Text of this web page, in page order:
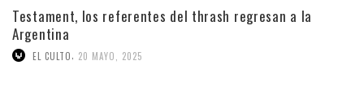
Testament, los referentes del thrash regresan a la
Argentina
EL CULTO 20 MAYO, 2025